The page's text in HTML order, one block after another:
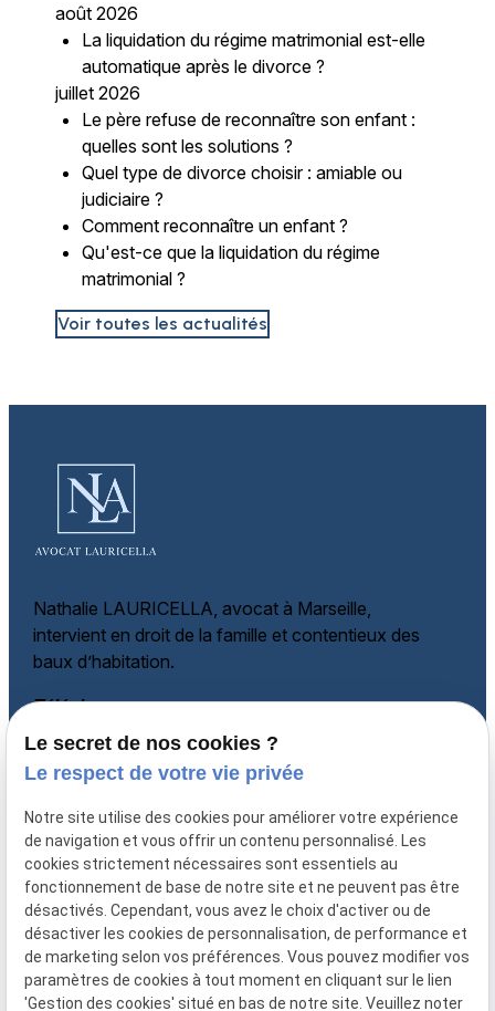
août 2026
La liquidation du régime matrimonial est-elle
automatique après le divorce ?
juillet 2026
Le père refuse de reconnaître son enfant :
quelles sont les solutions ?
Quel type de divorce choisir : amiable ou
judiciaire ?
Comment reconnaître un enfant ?
Qu'est-ce que la liquidation du régime
matrimonial ?
Voir toutes les actualités
Nathalie LAURICELLA, avocat à Marseille,
intervient en droit de la famille et contentieux des
baux d’habitation.
Téléphone
06 60 87 60 97
Adresse
135 rue Paradis
13006 MARSEILLE
Horaires
Lundi - Vendredi
08:30-12:00, 14:00-18:00
Le secret de nos cookies ?
Le respect de votre vie privée
Notre site utilise des cookies pour améliorer votre expérience
de navigation et vous offrir un contenu personnalisé. Les
cookies strictement nécessaires sont essentiels au
fonctionnement de base de notre site et ne peuvent pas être
désactivés. Cependant, vous avez le choix d'activer ou de
désactiver les cookies de personnalisation, de performance et
de marketing selon vos préférences. Vous pouvez modifier vos
paramètres de cookies à tout moment en cliquant sur le lien
'Gestion des cookies' situé en bas de notre site. Veuillez noter